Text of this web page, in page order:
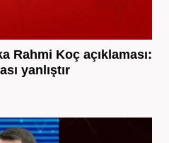
Rahmi Koç açıklaması:
yanlıştır